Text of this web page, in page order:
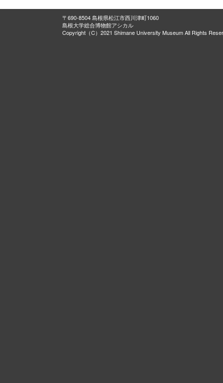
〒690-8504 島根県松江市西川津町1060
島根大学総合博物館アシカル
Copyright（C）2021 Shimane University Museum All Rights